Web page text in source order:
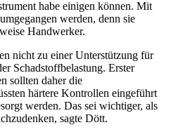
habe einigen können. Mit
werden, denn sie
Handwerker.
nicht zu einer Unterstützung für
Schadstoffbelastung. Erster
sollten daher die
härtere Kontrollen eingeführt
werden. Das sei wichtiger, als
sagte Dött.